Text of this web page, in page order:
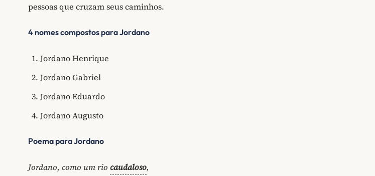
pessoas que cruzam seus caminhos.
4 nomes compostos para Jordano
Jordano Henrique
Jordano Gabriel
Jordano Eduardo
Jordano Augusto
Poema para Jordano
Jordano, como um rio caudaloso,